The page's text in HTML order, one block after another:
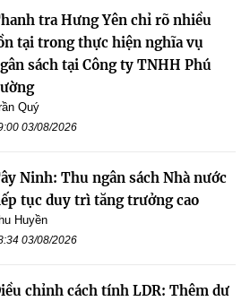
tra Hưng Yên chỉ rõ nhiều
tại trong thực hiện nghĩa vụ
sách tại Công ty TNHH Phú
Quý
03/08/2026
Ninh: Thu ngân sách Nhà nước
tục duy trì tăng trưởng cao
Huyền
03/08/2026
chỉnh cách tính LDR: Thêm dư